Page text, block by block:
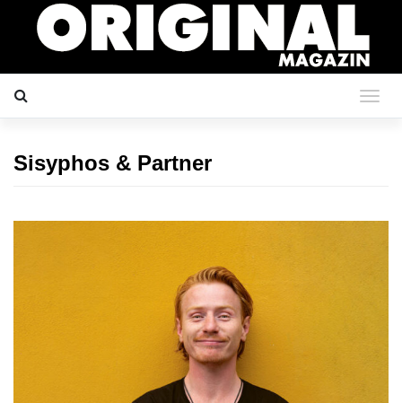
Sisyphos & Partner